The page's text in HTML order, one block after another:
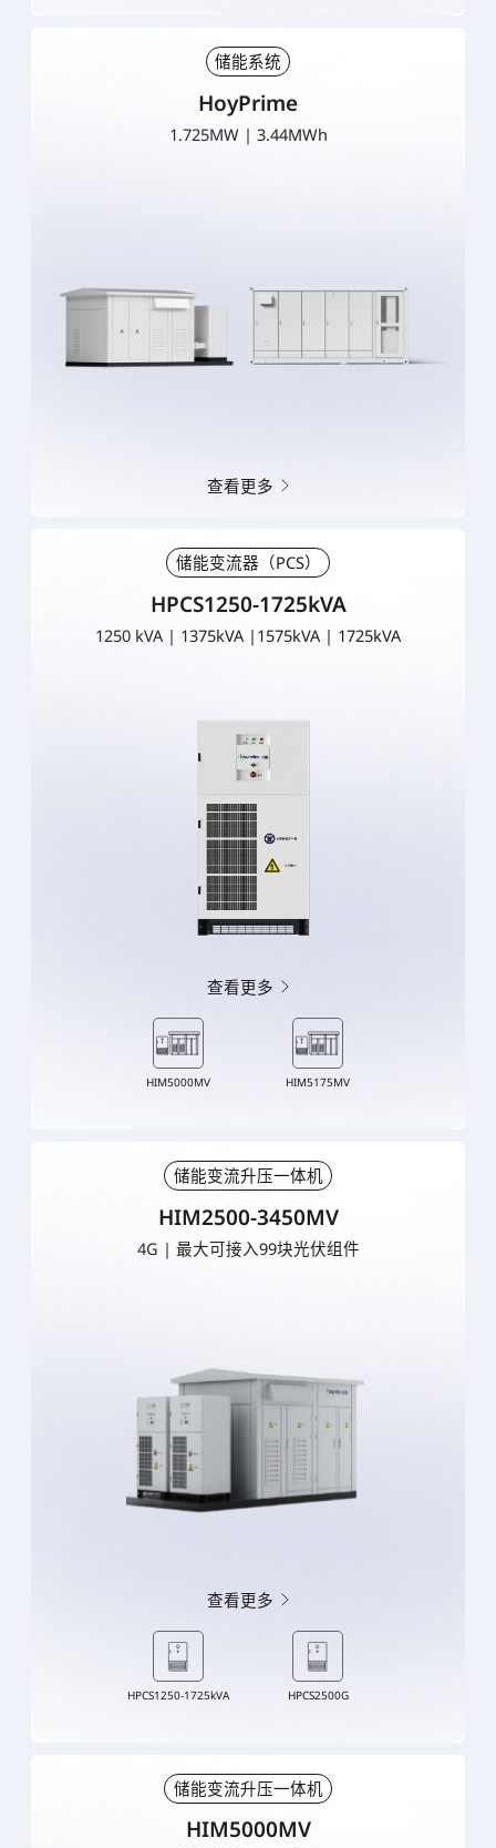
储能系统
HoyPrime
1.725MW | 3.44MWh
查看更多
储能变流器（PCS）
HPCS1250-1725kVA
1250 kVA | 1375kVA |1575kVA | 1725kVA
查看更多
HIM5000MV HIM5175MV
储能变流升压一体机
HIM2500-3450MV
4G | 最大可接入99块光伏组件
查看更多
HPCS1250-1725kVA HPCS2500G
储能变流升压一体机
HIM5000MV